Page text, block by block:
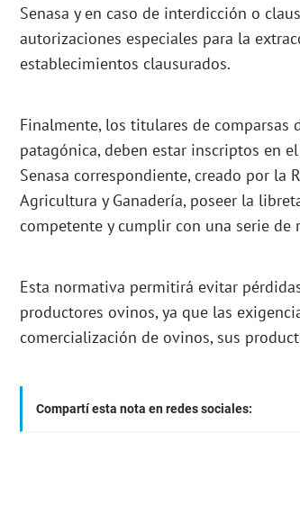
Senasa y en caso de interdicción o
autorizaciones especiales para la
establecimientos clausurados.
Finalmente, los titulares de comparsas
patagónica, deben estar inscriptos en
Senasa correspondiente, creado por la
Agricultura y Ganadería, poseer la
competente y cumplir con una serie
Esta normativa permitirá evitar
productores ovinos, ya que las
comercialización de ovinos, sus
Compartí esta nota en redes sociales: